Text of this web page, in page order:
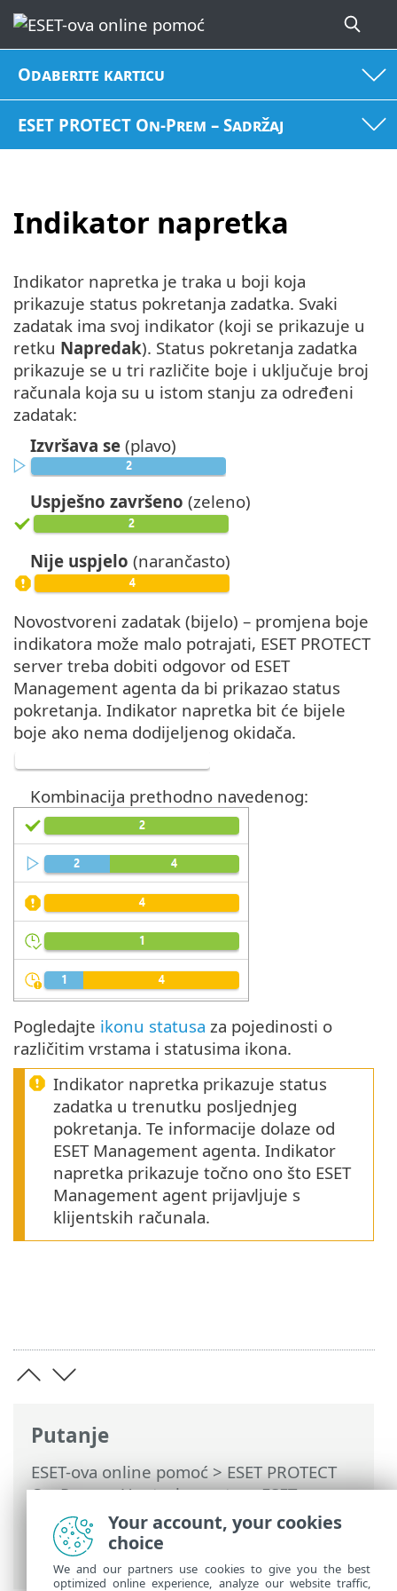
Odaberite karticu
ESET PROTECT On-Prem – Sadržaj
Indikator napretka
Putanje
ESET-ova online pomoć > ESET PROTECT
On-Prem>Upotreba sustava ESET
PROTECT On-Prem>ESET PROTECT On-
Prem Glavni izbornik
Zadaci
zadataka
> Indikator napretka
Indikator napretka je traka u boji koja
prikazuje status pokretanja zadatka. Svaki
zadatak ima svoj indikator (koji se prikazuje u
retku Napredak). Status pokretanja zadatka
prikazuje se u tri različite boje i uključuje broj
računala koja su u istom stanju za određeni
zadatak:
Izvršava se (plavo)
Uspješno završeno (zeleno)
Nije uspjelo (narančasto)
Novostvoreni zadatak (bijelo) – promjena boje
indikatora može malo potrajati, ESET PROTECT
server treba dobiti odgovor od ESET
Management agenta da bi prikazao status
pokretanja. Indikator napretka bit će bijele
boje ako nema dodijeljenog okidača.
Kombinacija prethodno navedenog:
Pogledajte ikonu statusa za pojedinosti o
različitim vrstama i statusima ikona.
Indikator napretka prikazuje status
zadatka u trenutku posljednjeg
pokretanja. Te informacije dolaze od
ESET Management agenta. Indikator
napretka prikazuje točno ono što ESET
Management agent prijavljuje s
klijentskih računala.
Your account, your cookies
choice
We and our partners use cookies to give you the best
optimized online experience, analyze our website traffic,